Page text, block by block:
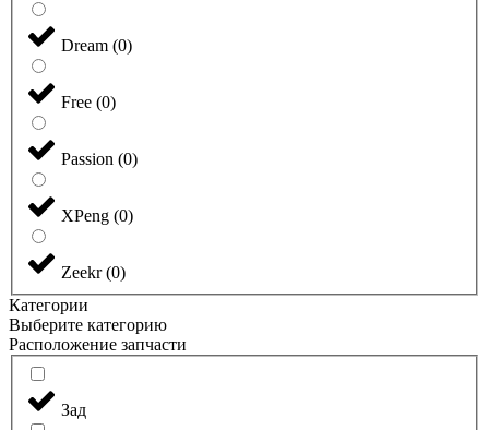
Dream (0)
Free (0)
Passion (0)
XPeng (0)
Zeekr (0)
Категории
Выберите категорию
Расположение запчасти
Зад